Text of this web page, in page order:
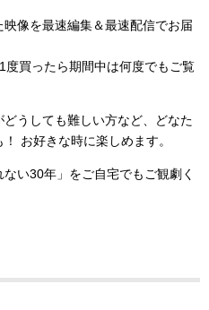
像を最速編集＆最速配信でお届
買ったら期間中は何度でもご覧
うしても難しい方など、どなた
お好きな時に楽しめます。
い30年」をご自宅でもご観劇く